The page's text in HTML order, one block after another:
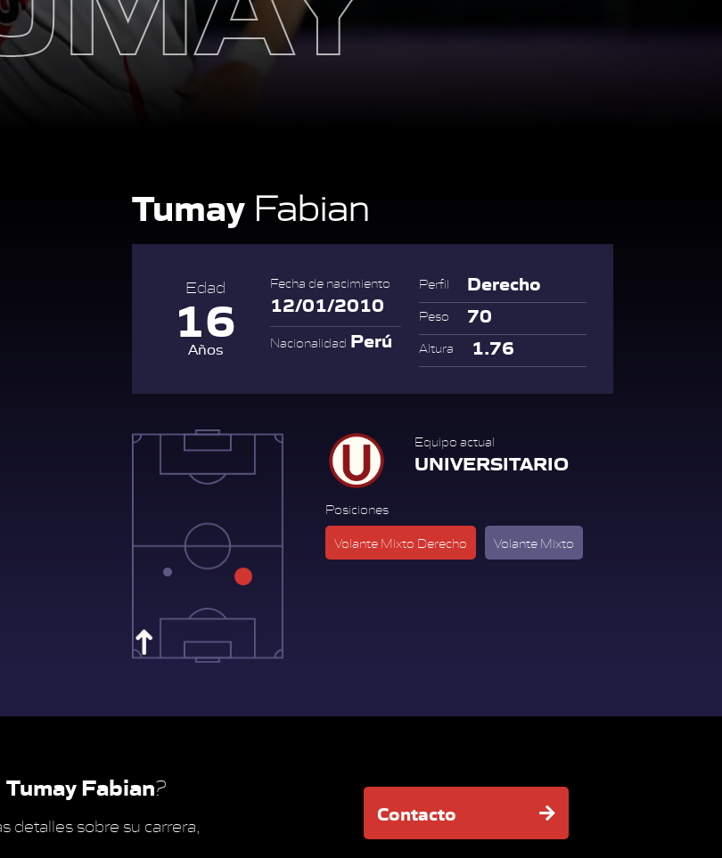
Tumay Fabian
Edad
16
Años
Fecha de nacimiento
12/01/2010
Nacionalidad Perú
Perfil Derecho
Peso 70
Altura 1.76
Equipo actual
UNIVERSITARIO
Posiciones
Volante Mixto Derecho Volante Mixto
Tumay Fabian?
detalles sobre su carrera,
Contacto